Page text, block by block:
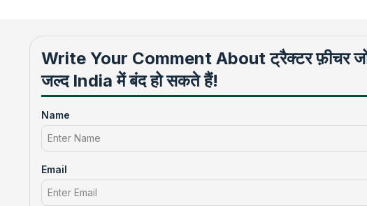
Write Your Comment About ट्रैक्टर फ़ीचर
जल्द India में बंद हो सकते हैं!
Name
Email